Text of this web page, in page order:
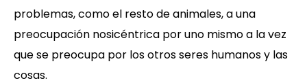
problemas, como el resto de animales, a una
preocupación nosicéntrica por uno mismo a la vez
que se preocupa por los otros seres humanos y las
cosas.